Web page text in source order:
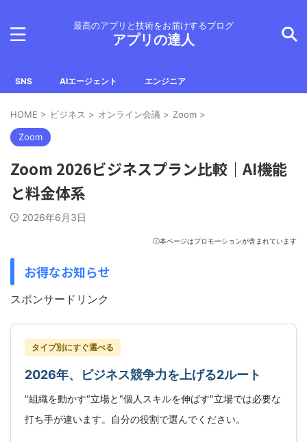
最高のアプリと技術をお届けするブログ
アプリの達人
SNS AIエージェント エンジニア
HOME > ビジネス > オンライン会議 > Zoom >
Zoom
Zoom 2026ビジネスプラン比較｜AI機能
と料金体系
2026年6月3日
ⓘ本ページはプロモーションが含まれています
お得なお知らせ
スポンサードリンク
タイプ別にすぐ選べる
2026年、ビジネス競争力を上げる2ルート
"組織を動かす"立場と"個人スキルを伸ばす"立場では必要な
打ち手が違います。自分の役割で選んでください。